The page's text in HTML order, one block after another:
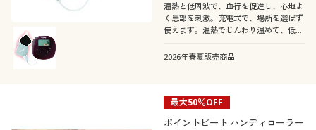
温熱と低周波で、血行を促進し、心地よ
く患部を刺激。充電式で、場所を選ばず
使えます。温熱でじんわり温めて、低周
「低周波」の2つの治療コース。治療箇
2026年春夏販売商品
最大50％OFF
ポイントビート ハンディローラー